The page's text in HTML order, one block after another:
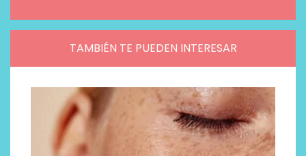
TAMBIÉN TE PUEDEN INTERESAR